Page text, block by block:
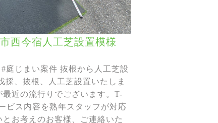
西今宿人工芝設置模様
庭じまい案件 抜根から人工芝設
、抜根、人工芝設置いたしま
近の流行りでございます。T-
ビス内容を熟年スタッフが対応
お考えのお客様、ご連絡いた